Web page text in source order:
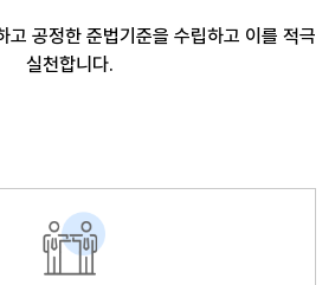
고 공정한 준법기준을 수립하고 이를 적극
실천합니다.